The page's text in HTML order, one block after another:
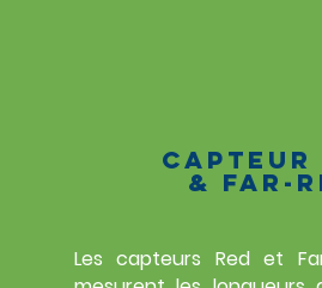
CAPTEUR
& FAR-
Les capteurs Red et